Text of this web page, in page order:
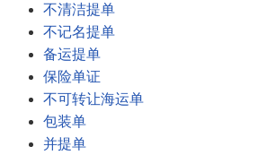
不清洁提单
不记名提单
备运提单
保险单证
不可转让海运单
包装单
并提单